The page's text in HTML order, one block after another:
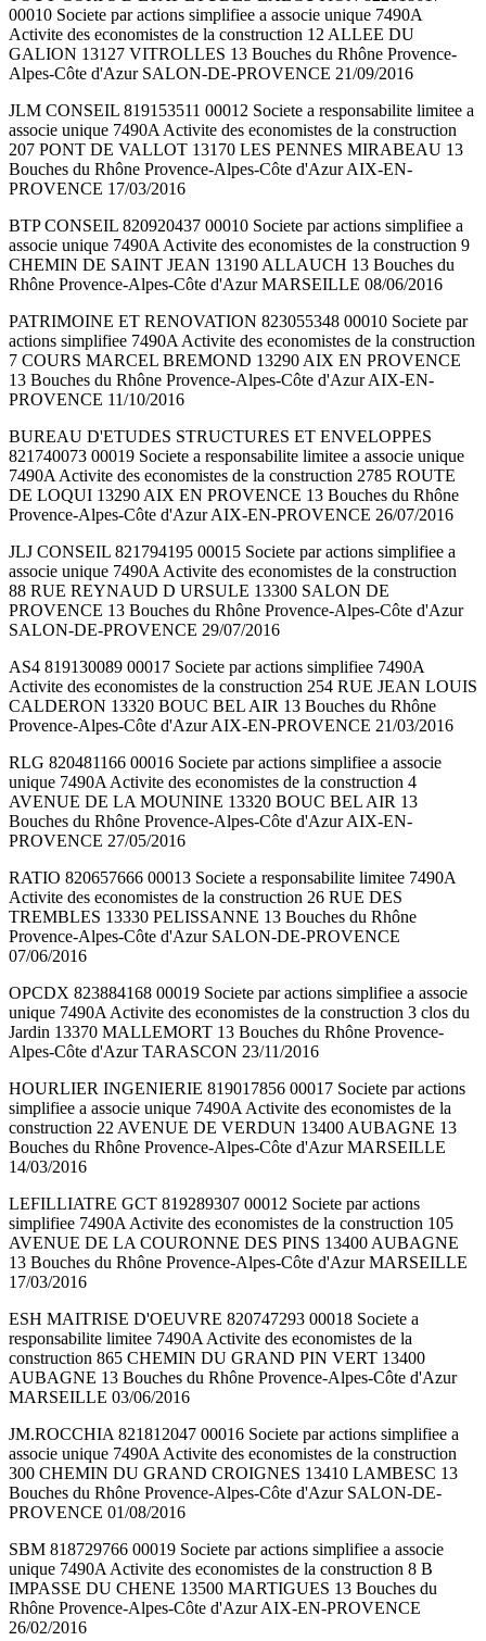
00010 Societe par actions simplifiee a associe unique 7490A
Activite des economistes de la construction 12 ALLEE DU
GALION 13127 VITROLLES 13 Bouches du Rhône Provence-
Alpes-Côte d'Azur SALON-DE-PROVENCE 21/09/2016
JLM CONSEIL 819153511 00012 Societe a responsabilite limitee a
associe unique 7490A Activite des economistes de la construction
207 PONT DE VALLOT 13170 LES PENNES MIRABEAU 13
Bouches du Rhône Provence-Alpes-Côte d'Azur AIX-EN-
PROVENCE 17/03/2016
BTP CONSEIL 820920437 00010 Societe par actions simplifiee a
associe unique 7490A Activite des economistes de la construction 9
CHEMIN DE SAINT JEAN 13190 ALLAUCH 13 Bouches du
Rhône Provence-Alpes-Côte d'Azur MARSEILLE 08/06/2016
PATRIMOINE ET RENOVATION 823055348 00010 Societe par
actions simplifiee 7490A Activite des economistes de la construction
7 COURS MARCEL BREMOND 13290 AIX EN PROVENCE
13 Bouches du Rhône Provence-Alpes-Côte d'Azur AIX-EN-
PROVENCE 11/10/2016
BUREAU D'ETUDES STRUCTURES ET ENVELOPPES
821740073 00019 Societe a responsabilite limitee a associe unique
7490A Activite des economistes de la construction 2785 ROUTE
DE LOQUI 13290 AIX EN PROVENCE 13 Bouches du Rhône
Provence-Alpes-Côte d'Azur AIX-EN-PROVENCE 26/07/2016
JLJ CONSEIL 821794195 00015 Societe par actions simplifiee a
associe unique 7490A Activite des economistes de la construction
88 RUE REYNAUD D URSULE 13300 SALON DE
PROVENCE 13 Bouches du Rhône Provence-Alpes-Côte d'Azur
SALON-DE-PROVENCE 29/07/2016
AS4 819130089 00017 Societe par actions simplifiee 7490A
Activite des economistes de la construction 254 RUE JEAN LOUIS
CALDERON 13320 BOUC BEL AIR 13 Bouches du Rhône
Provence-Alpes-Côte d'Azur AIX-EN-PROVENCE 21/03/2016
RLG 820481166 00016 Societe par actions simplifiee a associe
unique 7490A Activite des economistes de la construction 4
AVENUE DE LA MOUNINE 13320 BOUC BEL AIR 13
Bouches du Rhône Provence-Alpes-Côte d'Azur AIX-EN-
PROVENCE 27/05/2016
RATIO 820657666 00013 Societe a responsabilite limitee 7490A
Activite des economistes de la construction 26 RUE DES
TREMBLES 13330 PELISSANNE 13 Bouches du Rhône
Provence-Alpes-Côte d'Azur SALON-DE-PROVENCE
07/06/2016
OPCDX 823884168 00019 Societe par actions simplifiee a associe
unique 7490A Activite des economistes de la construction 3 clos du
Jardin 13370 MALLEMORT 13 Bouches du Rhône Provence-
Alpes-Côte d'Azur TARASCON 23/11/2016
HOURLIER INGENIERIE 819017856 00017 Societe par actions
simplifiee a associe unique 7490A Activite des economistes de la
construction 22 AVENUE DE VERDUN 13400 AUBAGNE 13
Bouches du Rhône Provence-Alpes-Côte d'Azur MARSEILLE
14/03/2016
LEFILLIATRE GCT 819289307 00012 Societe par actions
simplifiee 7490A Activite des economistes de la construction 105
AVENUE DE LA COURONNE DES PINS 13400 AUBAGNE
13 Bouches du Rhône Provence-Alpes-Côte d'Azur MARSEILLE
17/03/2016
ESH MAITRISE D'OEUVRE 820747293 00018 Societe a
responsabilite limitee 7490A Activite des economistes de la
construction 865 CHEMIN DU GRAND PIN VERT 13400
AUBAGNE 13 Bouches du Rhône Provence-Alpes-Côte d'Azur
MARSEILLE 03/06/2016
JM.ROCCHIA 821812047 00016 Societe par actions simplifiee a
associe unique 7490A Activite des economistes de la construction
300 CHEMIN DU GRAND CROIGNES 13410 LAMBESC 13
Bouches du Rhône Provence-Alpes-Côte d'Azur SALON-DE-
PROVENCE 01/08/2016
SBM 818729766 00019 Societe par actions simplifiee a associe
unique 7490A Activite des economistes de la construction 8 B
IMPASSE DU CHENE 13500 MARTIGUES 13 Bouches du
Rhône Provence-Alpes-Côte d'Azur AIX-EN-PROVENCE
26/02/2016